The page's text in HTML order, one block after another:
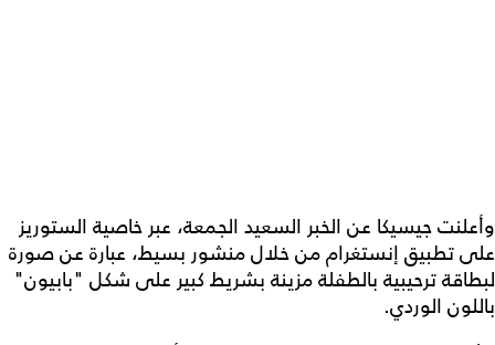
وأعلنت جيسيكا عن الخبر السعيد الجمعة، عبر خاصية الستوريز
على تطبيق إنستغرام من خلال منشور بسيط، عبارة عن صورة
لبطاقة ترحيبية بالطفلة مزينة بشريط كبير على شكل "بابيون"
باللون الوردي.